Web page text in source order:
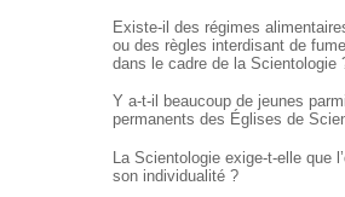
Existe-il des régimes
ou des règles interdisant de
dans le cadre de la Scientologie
Y a-t-il beaucoup de jeunes
permanents des Églises de
La Scientologie exige-t-elle que
son individualité ?